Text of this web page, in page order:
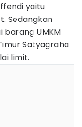
yaitu
Sedangkan
UMKM
Satyagraha
limit.